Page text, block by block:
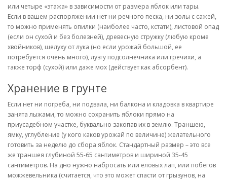
или четыре «этажа» в зависимости от размера яблок или тары.
Если в вашем распоряжении нет ни речного песка, ни золы с сажей,
то можно применять опилки (наиболее часто, кстати), листовой опад
(если он сухой и без болезней), древесную стружку (любую кроме
хвойников), шелуху от лука (но если урожай большой, ее
потребуется очень много), лузгу подсолнечника или гречихи, а
также торф (сухой) или даже мох (действует как абсорбент).
Хранение в грунте
Если нет ни погреба, ни подвала, ни балкона и кладовка в квартире
занята лыжами, то можно сохранить яблоки прямо на
приусадебном участке, буквально закопав их в землю. Траншею,
ямку, углубление (у кого каков урожай по величине) желательного
готовить за неделю до сбора яблок. Стандартный размер – это все
же траншея глубиной 55-65 сантиметров и шириной 35-45
сантиметров. На дно нужно набросать или еловых лап, или побегов
можжевельника (считается, что это может спасти от грызунов, на